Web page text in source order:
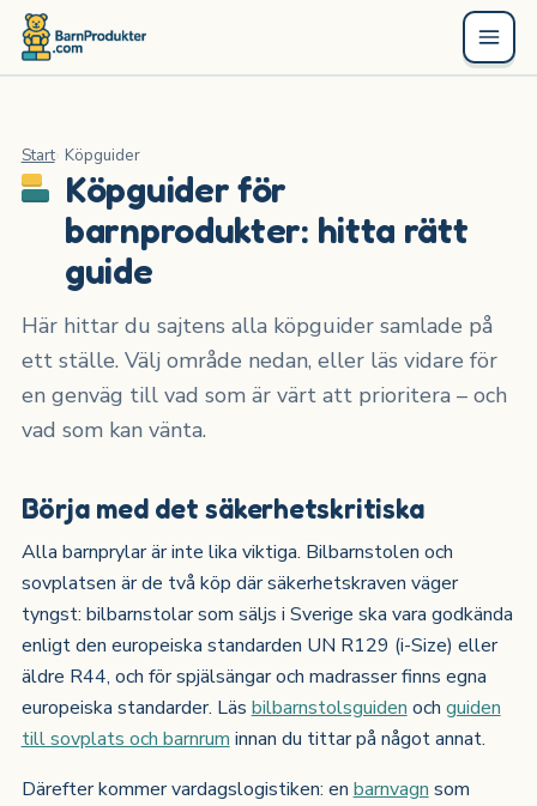
Start Köpguider
Köpguider för
barnprodukter: hitta rätt
guide
Här hittar du sajtens alla köpguider samlade på
ett ställe. Välj område nedan, eller läs vidare för
en genväg till vad som är värt att prioritera – och
vad som kan vänta.
Börja med det säkerhetskritiska
Alla barnprylar är inte lika viktiga. Bilbarnstolen och
sovplatsen är de två köp där säkerhetskraven väger
tyngst: bilbarnstolar som säljs i Sverige ska vara godkända
enligt den europeiska standarden UN R129 (i-Size) eller
äldre R44, och för spjälsängar och madrasser finns egna
europeiska standarder. Läsbilbarnstolsguidenoch guiden
till sovplats och barnruminnan du tittar på något annat.
Därefter kommer vardagslogistiken: enbarnvagnsom